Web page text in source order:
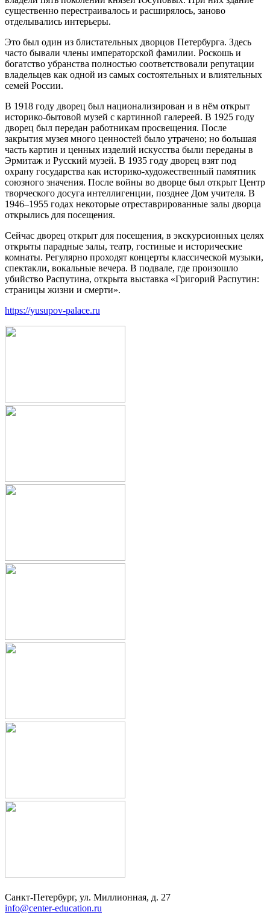
существенно перестраивалось и расширялось, заново
отделывались интерьеры.
Это был один из блистательных дворцов Петербурга. Здесь
часто бывали члены императорской фамилии. Роскошь и
богатство убранства полностью соответствовали репутации
владельцев как одной из самых состоятельных и влиятельных
семей России.
В 1918 году дворец был национализирован и в нём открыт
историко-бытовой музей с картинной галереей. В 1925 году
дворец был передан работникам просвещения. После
закрытия музея много ценностей было утрачено; но большая
часть картин и ценных изделий искусства были переданы в
Эрмитаж и Русский музей. В 1935 году дворец взят под
охрану государства как историко-художественный памятник
союзного значения. После войны во дворце был открыт Центр
творческого досуга интеллигенции, позднее Дом учителя. В
1946–1955 годах некоторые отреставрированные залы дворца
открылись для посещения.
Сейчас дворец открыт для посещения, в экскурсионных целях
открыты парадные залы, театр, гостиные и исторические
комнаты. Регулярно проходят концерты классической музыки,
спектакли, вокальные вечера. В подвале, где произошло
убийство Распутина, открыта выставка «Григорий Распутин:
страницы жизни и смерти».
https://yusupov-palace.ru
Санкт-Петербург, ул. Миллионная, д. 27
info@center-education.ru